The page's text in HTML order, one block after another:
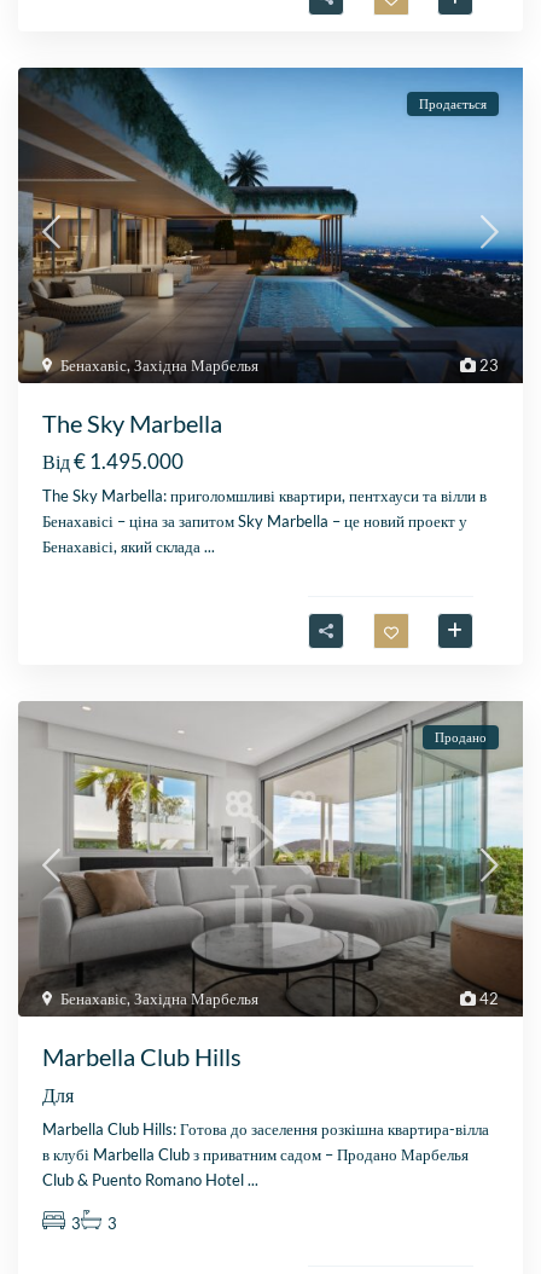
23
Бенахавіс,Західна Марбелья
Продається
The Sky Marbella
Від€ 1.495.000
The Sky Marbella: приголомшливі квартири, пентхауси та вілли в
Бенахавісі – ціна за запитом Sky Marbella – це новий проект у
Бенахавісі, який склада...
42
Бенахавіс,Західна Марбелья
Продано
Marbella Club Hills
Для
Marbella Club Hills: Готова до заселення розкішна квартира-вілла
в клубі Marbella Club з приватним садом – Продано Марбелья
Club & Puento Romano Hotel...
3 3